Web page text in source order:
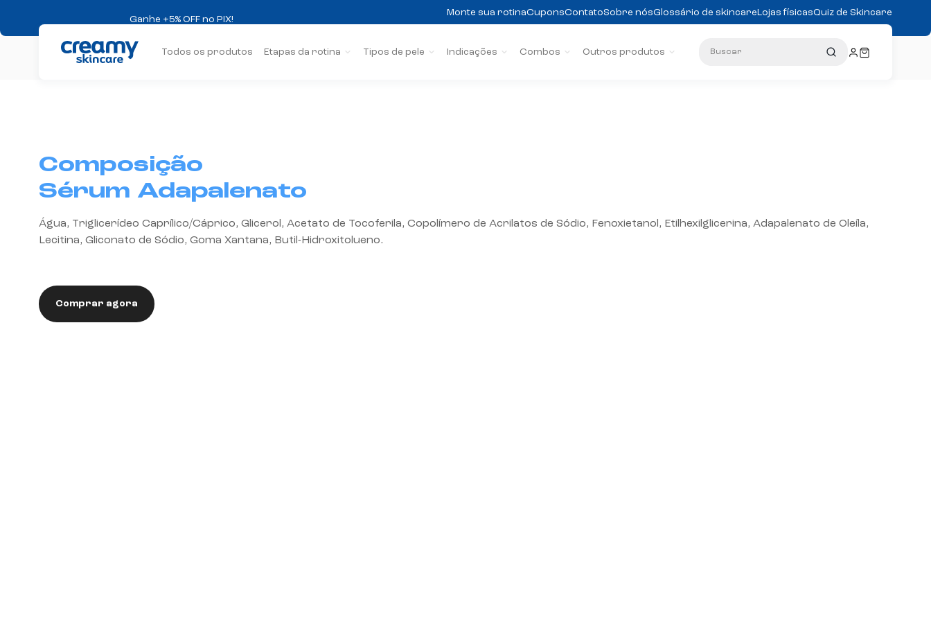
Brinde exclusivo
Monte sua rotinaCuponsContatoSobre nósGlossário de skincare Lojas físicasQuiz de Skincare
Todos os produtos Etapas da rotina Tipos de pele Indicações Combos Outros produtos Buscar
Composição
Sérum Adapalenato
Água, Triglicerídeo Caprílico/Cáprico, Glicerol, Acetato de Tocoferila, Copolímero de Acrilatos de Sódio, Fenoxietanol, Etilhexilglicerina, Adapalenato de Oleíla,
Lecitina, Gliconato de Sódio, Goma Xantana, Butil-Hidroxitolueno.
Comprar agora